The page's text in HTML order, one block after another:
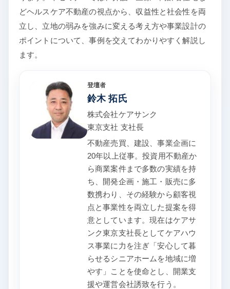
どヘルスケア不動産の視点から、収益性と社会性を両
立し、立地の弱みを強みに変える考え方や事業設計の
ポイントについて、事例を交えてわかりやすく解説し
ます。
登壇者
鈴木 拓氏
株式会社ケアサンク
東京支社 支社長
不動産売買、建設、事業企画に
20年以上従事。投資用不動産か
ら商業案件まで多数の実績を持
ち、開発企画・施工・販売に多
数携わり、その経験から顧客視
点と事業性を両立した提案を得
意としています。現在はケアサ
ンク東京支社長としてケアハウ
ス事業に力を注ぎ「安心して暮
らせるシニアホームを地域に増
やす」ことを使命とし、開業支
援や運営会社誘致を行う。